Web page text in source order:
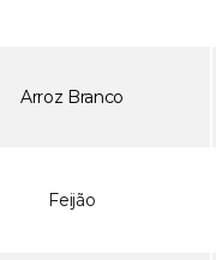
Arroz Branco
Feijão